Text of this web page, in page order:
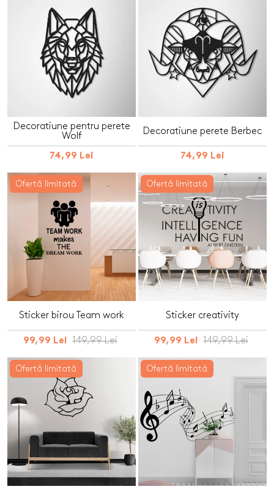
Decoratiune pentru perete
Wolf
74,99 Lei
Decoratiune perete Berbec
74,99 Lei
Ofertă limitată
Sticker birou Team work
99,99 Lei 149,99 Lei
Ofertă limitată
Sticker creativity
99,99 Lei 149,99 Lei
Ofertă limitată Ofertă limitată